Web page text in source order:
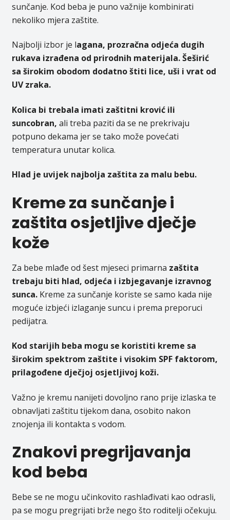
sunčanje. Kod beba je puno važnije kombinirati
nekoliko mjera zaštite.
Najbolji izbor je lagana, prozračna odjeća dugih
rukava izrađena od prirodnih materijala. Šeširić
sa širokim obodom dodatno štiti lice, uši i vrat od
UV zraka.
Kolica bi trebala imati zaštitni krović ili
suncobran, ali treba paziti da se ne prekrivaju
potpuno dekama jer se tako može povećati
temperatura unutar kolica.
Hlad je uvijek najbolja zaštita za malu bebu.
Kreme za sunčanje i
zaštita osjetljive dječje
kože
Za bebe mlađe od šest mjeseci primarna zaštita
trebaju biti hlad, odjeća i izbjegavanje izravnog
sunca.Kreme za sunčanje koriste se samo kada nije
moguće izbjeći izlaganje suncu i prema preporuci
pedijatra.
Kod starijih beba mogu se koristiti kreme sa
širokim spektrom zaštite i visokim SPF faktorom,
prilagođene dječjoj osjetljivoj koži.
Važno je kremu nanijeti dovoljno rano prije izlaska te
obnavljati zaštitu tijekom dana, osobito nakon
znojenja ili kontakta s vodom.
Znakovi pregrijavanja
kod beba
Bebe se ne mogu učinkovito rashlađivati kao odrasli,
pa se mogu pregrijati brže nego što roditelji očekuju.